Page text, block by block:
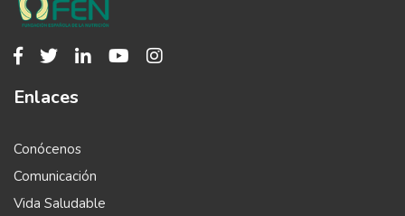
Enlaces
Conócenos
Comunicación
Vida Saludable